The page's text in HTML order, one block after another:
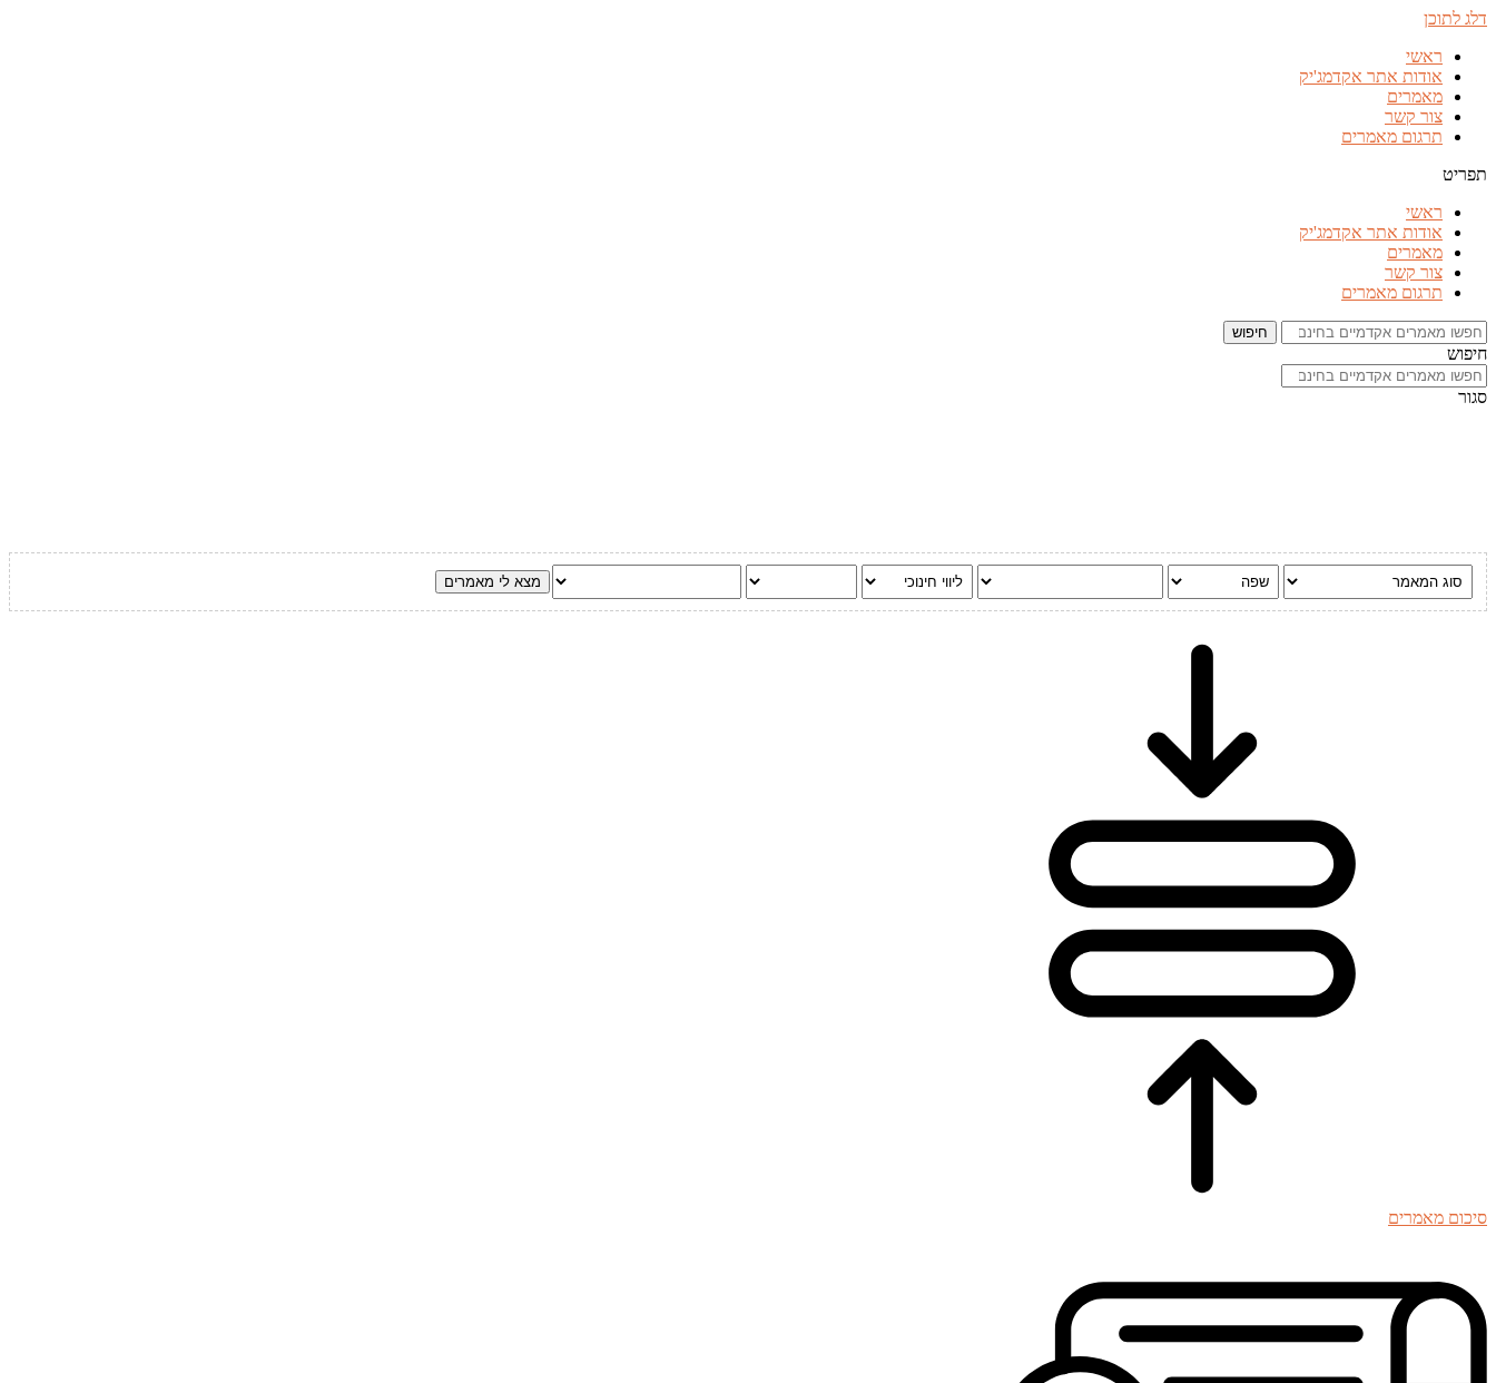
דלג לתוכן
ראשי
אודות אתר אקדמג'יק
מאמרים
צור קשר
תרגום מאמרים
תפריט
ראשי
אודות אתר אקדמג'יק
מאמרים
צור קשר
תרגום מאמרים
חיפוש
חיפוש
סגור
סיכום מאמרים